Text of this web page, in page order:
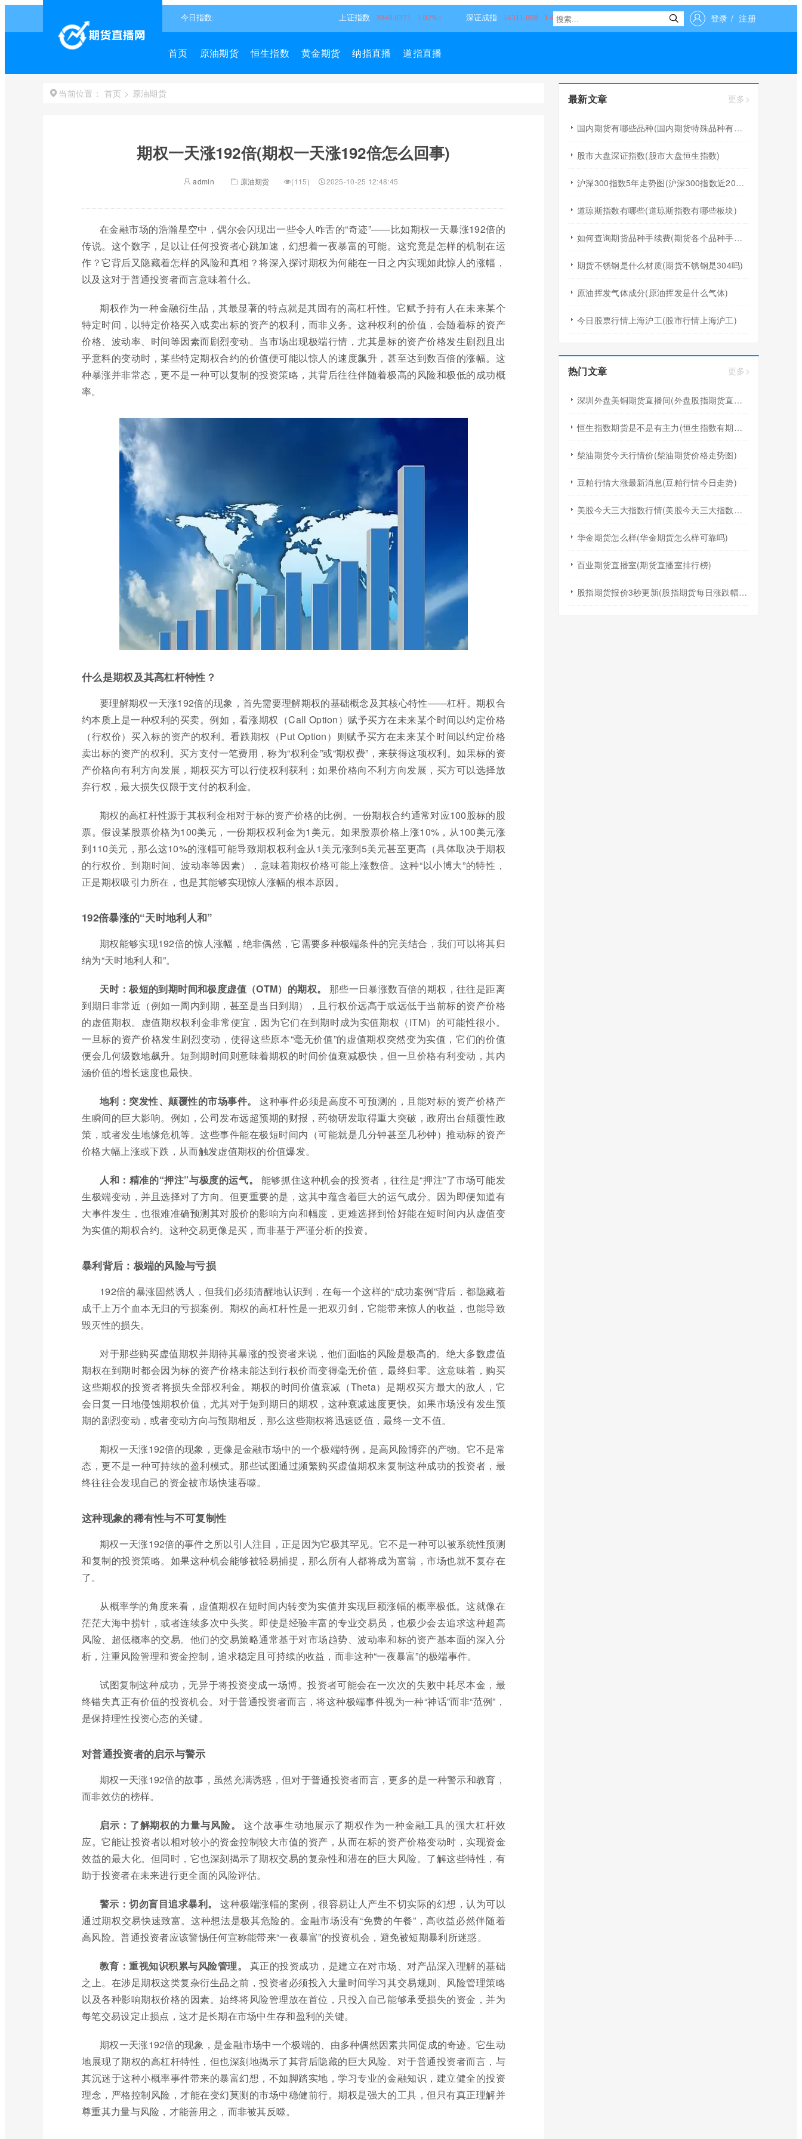
登录 / 注册
首页 原油期货 恒生指数 黄金期货 纳指直播 道指直播
当前位置： 首页 > 原油期货
期权一天涨192倍(期权一天涨192倍怎么回事)
admin 原油期货 (115) 2025-10-25 12:48:45
在金融市场的浩瀚星空中，偶尔会闪现出一些令人咋舌的“奇迹”——比如期权一天暴涨192倍的
传说。这个数字，足以让任何投资者心跳加速，幻想着一夜暴富的可能。这究竟是怎样的机制在运
作？它背后又隐藏着怎样的风险和真相？将深入探讨期权为何能在一日之内实现如此惊人的涨幅，
以及这对于普通投资者而言意味着什么。
期权作为一种金融衍生品，其最显著的特点就是其固有的高杠杆性。它赋予持有人在未来某个
特定时间，以特定价格买入或卖出标的资产的权利，而非义务。这种权利的价值，会随着标的资产
价格、波动率、时间等因素而剧烈变动。当市场出现极端行情，尤其是标的资产价格发生剧烈且出
乎意料的变动时，某些特定期权合约的价值便可能以惊人的速度飙升，甚至达到数百倍的涨幅。这
种暴涨并非常态，更不是一种可以复制的投资策略，其背后往往伴随着极高的风险和极低的成功概
率。
什么是期权及其高杠杆特性？
要理解期权一天涨192倍的现象，首先需要理解期权的基础概念及其核心特性——杠杆。期权合
约本质上是一种权利的买卖。例如，看涨期权（Call Option）赋予买方在未来某个时间以约定价格
（行权价）买入标的资产的权利。看跌期权（Put Option）则赋予买方在未来某个时间以约定价格
卖出标的资产的权利。买方支付一笔费用，称为“权利金”或“期权费”，来获得这项权利。如果标的资
产价格向有利方向发展，期权买方可以行使权利获利；如果价格向不利方向发展，买方可以选择放
弃行权，最大损失仅限于支付的权利金。
期权的高杠杆性源于其权利金相对于标的资产价格的比例。一份期权合约通常对应100股标的股
票。假设某股票价格为100美元，一份期权权利金为1美元。如果股票价格上涨10%，从100美元涨
到110美元，那么这10%的涨幅可能导致期权权利金从1美元涨到5美元甚至更高（具体取决于期权
的行权价、到期时间、波动率等因素），意味着期权价格可能上涨数倍。这种“以小博大”的特性，
正是期权吸引力所在，也是其能够实现惊人涨幅的根本原因。
192倍暴涨的“天时地利人和”
期权能够实现192倍的惊人涨幅，绝非偶然，它需要多种极端条件的完美结合，我们可以将其归
纳为“天时地利人和”。
天时：极短的到期时间和极度虚值（OTM）的期权。
那些一日暴涨数百倍的期权，往往是距离
到期日非常近（例如一周内到期，甚至是当日到期），且行权价远高于或远低于当前标的资产价格
的虚值期权。虚值期权权利金非常便宜，因为它们在到期时成为实值期权（ITM）的可能性很小。
一旦标的资产价格发生剧烈变动，使得这些原本“毫无价值”的虚值期权突然变为实值，它们的价值
便会几何级数地飙升。短到期时间则意味着期权的时间价值衰减极快，但一旦价格有利变动，其内
涵价值的增长速度也最快。
地利：突发性、颠覆性的市场事件。
这种事件必须是高度不可预测的，且能对标的资产价格产
生瞬间的巨大影响。例如，公司发布远超预期的财报，药物研发取得重大突破，政府出台颠覆性政
策，或者发生地缘危机等。这些事件能在极短时间内（可能就是几分钟甚至几秒钟）推动标的资产
价格大幅上涨或下跌，从而触发虚值期权的价值爆发。
人和：精准的“押注”与极度的运气。
能够抓住这种机会的投资者，往往是“押注”了市场可能发
生极端变动，并且选择对了方向。但更重要的是，这其中蕴含着巨大的运气成分。因为即便知道有
大事件发生，也很难准确预测其对股价的影响方向和幅度，更难选择到恰好能在短时间内从虚值变
为实值的期权合约。这种交易更像是买，而非基于严谨分析的投资。
暴利背后：极端的风险与亏损
192倍的暴涨固然诱人，但我们必须清醒地认识到，在每一个这样的“成功案例”背后，都隐藏着
成千上万个血本无归的亏损案例。期权的高杠杆性是一把双刃剑，它能带来惊人的收益，也能导致
毁灭性的损失。
对于那些购买虚值期权并期待其暴涨的投资者来说，他们面临的风险是极高的。绝大多数虚值
期权在到期时都会因为标的资产价格未能达到行权价而变得毫无价值，最终归零。这意味着，购买
这些期权的投资者将损失全部权利金。期权的时间价值衰减（Theta）是期权买方最大的敌人，它
会日复一日地侵蚀期权价值，尤其对于短到期日的期权，这种衰减速度更快。如果市场没有发生预
期的剧烈变动，或者变动方向与预期相反，那么这些期权将迅速贬值，最终一文不值。
期权一天涨192倍的现象，更像是金融市场中的一个极端特例，是高风险博弈的产物。它不是常
态，更不是一种可持续的盈利模式。那些试图通过频繁购买虚值期权来复制这种成功的投资者，最
终往往会发现自己的资金被市场快速吞噬。
这种现象的稀有性与不可复制性
期权一天涨192倍的事件之所以引人注目，正是因为它极其罕见。它不是一种可以被系统性预测
和复制的投资策略。如果这种机会能够被轻易捕捉，那么所有人都将成为富翁，市场也就不复存在
了。
从概率学的角度来看，虚值期权在短时间内转变为实值并实现巨额涨幅的概率极低。这就像在
茫茫大海中捞针，或者连续多次中头奖。即使是经验丰富的专业交易员，也极少会去追求这种超高
风险、超低概率的交易。他们的交易策略通常基于对市场趋势、波动率和标的资产基本面的深入分
析，注重风险管理和资金控制，追求稳定且可持续的收益，而非这种“一夜暴富”的极端事件。
试图复制这种成功，无异于将投资变成一场博。投资者可能会在一次次的失败中耗尽本金，最
终错失真正有价值的投资机会。对于普通投资者而言，将这种极端事件视为一种“神话”而非“范例”，
是保持理性投资心态的关键。
对普通投资者的启示与警示
期权一天涨192倍的故事，虽然充满诱惑，但对于普通投资者而言，更多的是一种警示和教育，
而非效仿的榜样。
启示：了解期权的力量与风险。
这个故事生动地展示了期权作为一种金融工具的强大杠杆效
应。它能让投资者以相对较小的资金控制较大市值的资产，从而在标的资产价格变动时，实现资金
效益的最大化。但同时，它也深刻揭示了期权交易的复杂性和潜在的巨大风险。了解这些特性，有
助于投资者在未来进行更全面的风险评估。
警示：切勿盲目追求暴利。
这种极端涨幅的案例，很容易让人产生不切实际的幻想，认为可以
通过期权交易快速致富。这种想法是极其危险的。金融市场没有“免费的午餐”，高收益必然伴随着
高风险。普通投资者应该警惕任何宣称能带来“一夜暴富”的投资机会，避免被短期暴利所迷惑。
教育：重视知识积累与风险管理。
真正的投资成功，是建立在对市场、对产品深入理解的基础
之上。在涉足期权这类复杂衍生品之前，投资者必须投入大量时间学习其交易规则、风险管理策略
以及各种影响期权价格的因素。始终将风险管理放在首位，只投入自己能够承受损失的资金，并为
每笔交易设定止损点，这才是长期在市场中生存和盈利的关键。
期权一天涨192倍的现象，是金融市场中一个极端的、由多种偶然因素共同促成的奇迹。它生动
地展现了期权的高杠杆特性，但也深刻地揭示了其背后隐藏的巨大风险。对于普通投资者而言，与
其沉迷于这种小概率事件带来的暴富幻想，不如脚踏实地，学习专业的金融知识，建立健全的投资
理念，严格控制风险，才能在变幻莫测的市场中稳健前行。期权是强大的工具，但只有真正理解并
尊重其力量与风险，才能善用之，而非被其反噬。
最新文章 更多>
国内期货有哪些品种(国内期货特殊品种有哪些)
股市大盘深证指数(股市大盘恒生指数)
沪深300指数5年走势图(沪深300指数近20年走势图)
道琼斯指数有哪些(道琼斯指数有哪些板块)
如何查询期货品种手续费(期货各个品种手续费怎么查询)
期货不锈钢是什么材质(期货不锈钢是304吗)
原油挥发气体成分(原油挥发是什么气体)
今日股票行情上海沪工(股市行情上海沪工)
热门文章 更多>
深圳外盘美铜期货直播间(外盘股指期货直播间)
恒生指数期货是不是有主力(恒生指数有期货吗)
柴油期货今天行情价(柴油期货价格走势图)
豆粕行情大涨最新消息(豆粕行情今日走势)
美股今天三大指数行情(美股今天三大指数行情如何)
华金期货怎么样(华金期货怎么样可靠吗)
百业期货直播室(期货直播室排行榜)
股指期货报价3秒更新(股指期货每日涨跌幅度限制)